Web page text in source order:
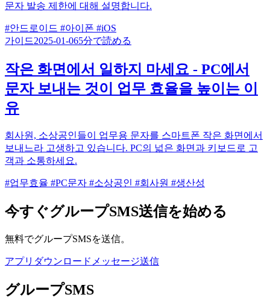
문자 발송 제한에 대해 설명합니다.
#안드로이드 #아이폰 #iOS
가이드2025-01-065分で読める
작은 화면에서 일하지 마세요 - PC에서
문자 보내는 것이 업무 효율을 높이는 이
유
회사원, 소상공인들이 업무용 문자를 스마트폰 작은 화면에서
보내느라 고생하고 있습니다. PC의 넓은 화면과 키보드로 고
객과 소통하세요.
#업무효율 #PC문자 #소상공인 #회사원 #생산성
今すぐグループSMS送信を始める
無料でグループSMSを送信。
アプリダウンロード メッセージ送信
グループSMS